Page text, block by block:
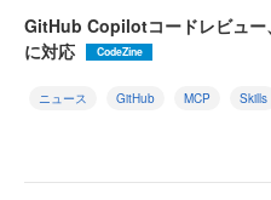
GitHub Copilotコードレビュ
に対応
CodeZine
ニュース GitHub MCP Skills